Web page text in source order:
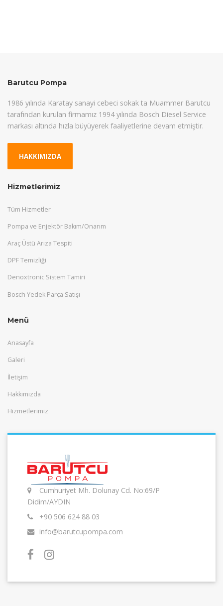
Barutcu Pompa
1986 yılında Karatay sanayi cebeci sokak ta Muammer Barutcu
tarafından kurulan firmamız 1994 yılında Bosch Diesel Service
markası altında hızla büyüyerek faaliyetlerine devam etmiştir.
HAKKIMIZDA
Hizmetlerimiz
Tüm Hizmetler
Pompa ve Enjektör Bakım/Onarım
Araç Üstü Arıza Tespiti
DPF Temizliği
Denoxtronic Sistem Tamiri
Bosch Yedek Parça Satışı
Menü
Anasayfa
Galeri
İletişim
Hakkımızda
Hizmetlerimiz
Cumhuriyet Mh. Dolunay Cd. No:69/P
Didim/AYDIN
+90 506 624 88 03
info@barutcupompa.com